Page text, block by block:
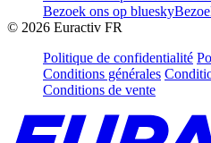
Bezoek ons op bluesky
© 2026 Euractiv FR
Politique de confidentialité
Conditions générales
Conditions de vente